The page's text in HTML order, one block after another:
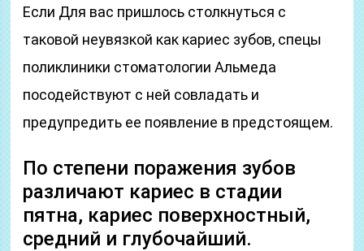
Если Для вас пришлось столкнуться с
таковой неувязкой как кариес зубов, спецы
поликлиники стоматологии Альмеда
посодействуют с ней совладать и
предупредить ее появление в предстоящем.
По степени поражения зубов
различают кариес в стадии
пятна, кариес поверхностный,
средний и глубочайший.